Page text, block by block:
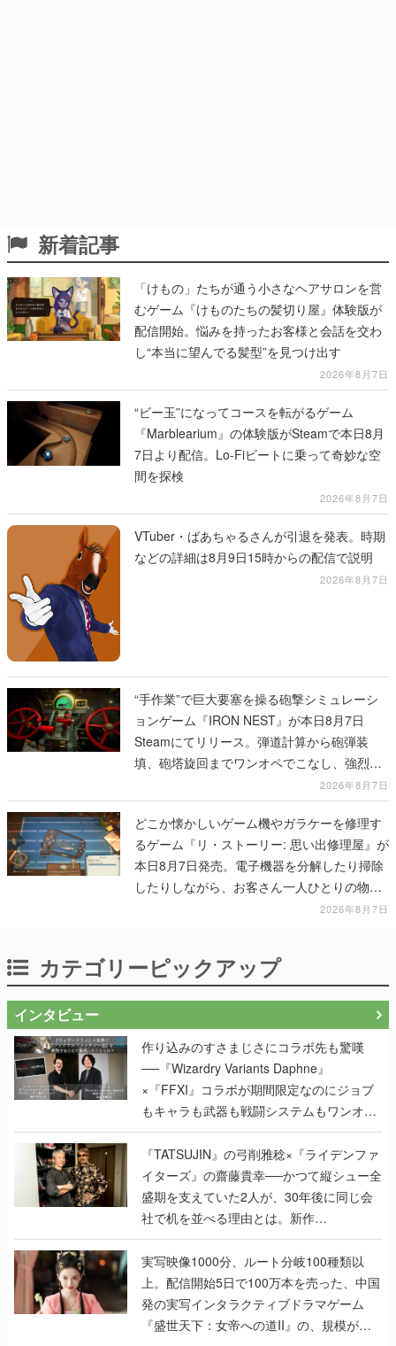
新着記事
「けもの」たちが通う小さなヘアサロンを営
むゲーム『けものたちの髪切り屋』体験版が
配信開始。悩みを持ったお客様と会話を交わ
し“本当に望んでる髪型”を見つけ出す
2026年8月7日
“ビー玉”になってコースを転がるゲーム
『Marblearium』の体験版がSteamで本日8月
7日より配信。Lo-Fiビートに乗って奇妙な空
間を探検
2026年8月7日
VTuber・ばあちゃるさんが引退を発表。時期
などの詳細は8月9日15時からの配信で説明
2026年8月7日
“手作業”で巨大要塞を操る砲撃シミュレーシ
ョンゲーム『IRON NEST』が本日8月7日
Steamにてリリース。弾道計算から砲弾装
填、砲塔旋回までワンオペでこなし、強烈な
一撃をブチかませるロマンある作品2026年8月7日
どこか懐かしいゲーム機やガラケーを修理す
るゲーム『リ・ストーリー: 思い出修理屋』が
本日8月7日発売。電子機器を分解したり掃除
したりしながら、お客さん一人ひとりの物語
2026年8月7日
カテゴリーピックアップ
インタビュー
作り込みのすさまじさにコラボ先も驚嘆
──『Wizardry Variants Daphne』
×『FFXI』コラボが期間限定なのにジョブ
もキャラも武器も戦闘システムもワンオフ
で作り込まれた理由を両ディレクターに聞
く
『TATSUJIN』の弓削雅稔×『ライデンファ
イターズ』の齋藤貴幸──かつて縦シュー全
盛期を支えていた2人が、30年後に同じ会
社で机を並べる理由とは。新作
『TATSUJIN EXTREME』で初タッグを組
んだレジェンド2人に訊く開発秘話
実写映像1000分、ルート分岐100種類以
上。配信開始5日で100万本を売った、中国
発の実写インタラクティブドラマゲーム
『盛世天下：女帝への道II』の、規模が違